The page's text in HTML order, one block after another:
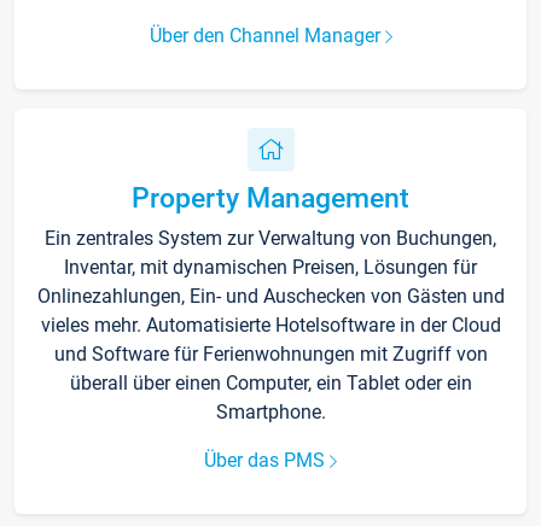
Über den Channel Manager
Property Management
Ein zentrales System zur Verwaltung von Buchungen,
Inventar, mit dynamischen Preisen, Lösungen für
Onlinezahlungen, Ein- und Auschecken von Gästen und
vieles mehr. Automatisierte Hotelsoftware in der Cloud
und Software für Ferienwohnungen mit Zugriff von
überall über einen Computer, ein Tablet oder ein
Smartphone.
Über das PMS